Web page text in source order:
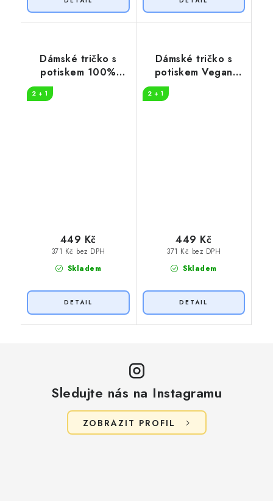
Dámské tričko s
potiskem 100%
2 + 1
Skladem
371 Kč bez DPH
449 Kč
Dámské tričko s
potiskem Vegan
2 + 1
Skladem
371 Kč bez DPH
449 Kč
Sledujte nás na Instagramu
ZOBRAZIT PROFIL